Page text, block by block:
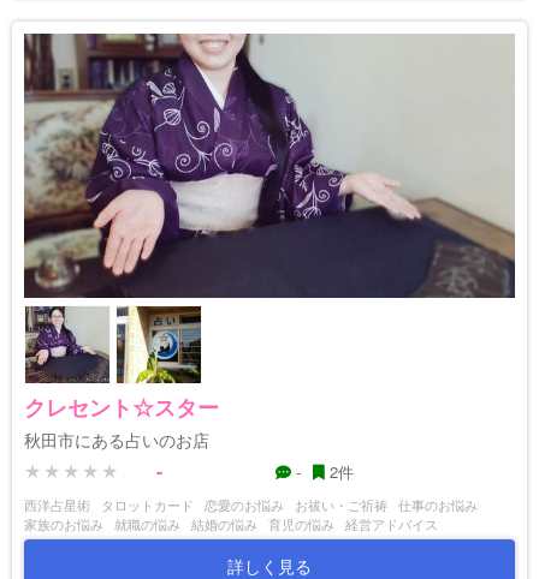
クレセント☆スター
秋田市にある占いのお店
- - 2件
西洋占星術 タロットカード 恋愛のお悩み お祓い・ご祈祷 仕事のお悩み
家族のお悩み
就職の悩み 結婚の悩み 育児の悩み 経営アドバイス
詳しく見る